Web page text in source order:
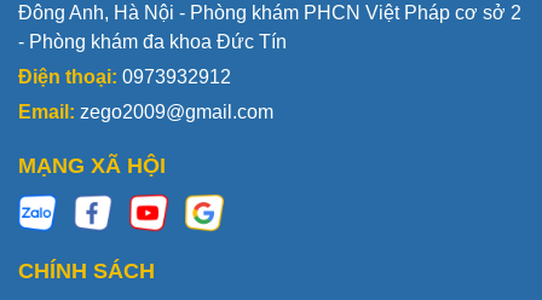
Đông Anh, Hà Nội - Phòng khám PHCN Việt Pháp cơ sở 2
- Phòng khám đa khoa Đức Tín
Điện thoại: 0973932912
Email: zego2009@gmail.com
MẠNG XÃ HỘI
CHÍNH SÁCH